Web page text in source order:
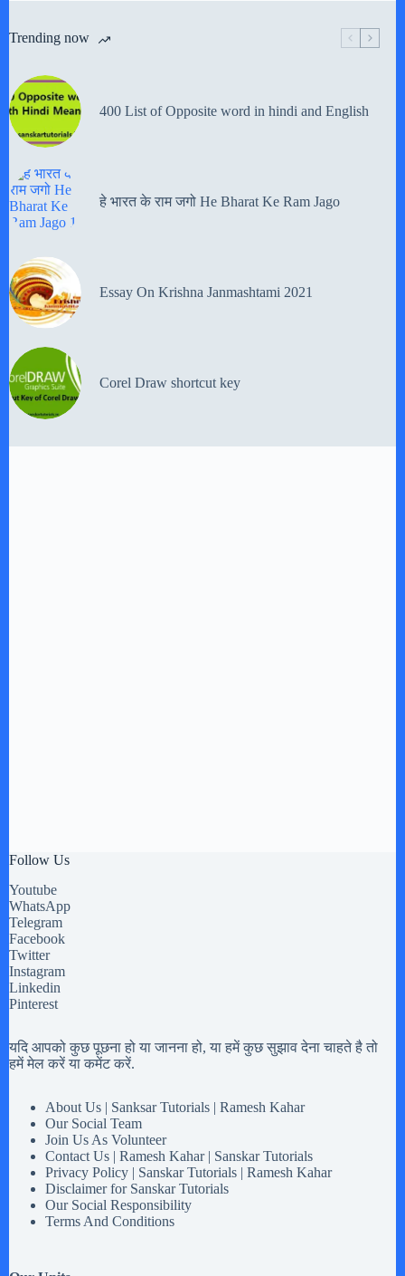
Trending now
400 List of Opposite word in hindi and English
हे भारत के राम जगो He Bharat Ke Ram Jago
Essay On Krishna Janmashtami 2021
Corel Draw shortcut key
Follow Us
Youtube
WhatsApp
Telegram
Facebook
Twitter
Instagram
Linkedin
Pinterest
यदि आपको कुछ पूछना हो या जानना हो, या हमें कुछ सुझाव देना चाहते है तो
हमें मेल करें या कमेंट करें.
About Us | Sanksar Tutorials | Ramesh Kahar
Our Social Team
Join Us As Volunteer
Contact Us | Ramesh Kahar | Sanskar Tutorials
Privacy Policy | Sanskar Tutorials | Ramesh Kahar
Disclaimer for Sanskar Tutorials
Our Social Responsibility
Terms And Conditions